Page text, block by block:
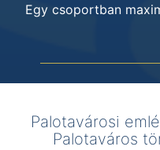
Egy csoportban
Palotavárosi
Palotaváros